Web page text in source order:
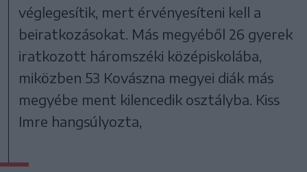
véglegesítik, mert érvényesíteni kell a
beiratkozásokat. Más megyéből 26 gyerek
iratkozott háromszéki középiskolába,
miközben 53 Kovászna megyei diák más
megyébe ment kilencedik osztályba. Kiss
Imre hangsúlyozta,